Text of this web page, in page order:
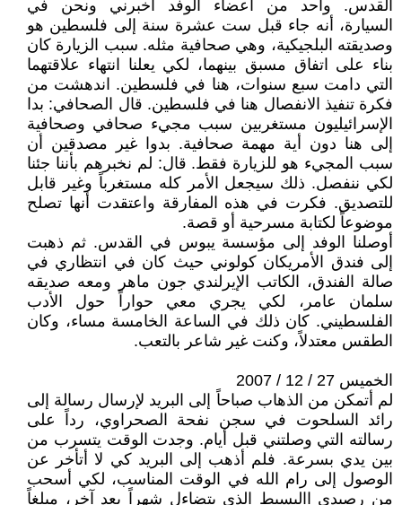
القدس. واحد من أعضاء الوفد أخبرني ونحن في
السيارة، أنه جاء قبل ست عشرة سنة إلى فلسطين هو
وصديقته البلجيكية، وهي صحافية مثله. سبب الزيارة كان
بناء على اتفاق مسبق بينهما، لكي يعلنا انتهاء علاقتهما
التي دامت سبع سنوات، هنا في فلسطين. اندهشت من
فكرة تنفيذ الانفصال هنا في فلسطين. قال الصحافي: بدا
الإسرائيليون مستغربين سبب مجيء صحافي وصحافية
إلى هنا دون أية مهمة صحافية. بدوا غير مصدقين أن
سبب المجيء هو للزيارة فقط. قال: لم نخبرهم بأننا جئنا
لكي ننفصل. ذلك سيجعل الأمر كله مستغرباً وغير قابل
للتصديق. فكرت في هذه المفارقة واعتقدت أنها تصلح
موضوعاً لكتابة مسرحية أو قصة.
أوصلنا الوفد إلى مؤسسة يبوس في القدس. ثم ذهبت
إلى فندق الأمريكان كولوني حيث كان في انتظاري في
صالة الفندق، الكاتب الإيرلندي جون ماهر ومعه صديقه
سلمان عامر، لكي يجري معي حواراً حول الأدب
الفلسطيني. كان ذلك في الساعة الخامسة مساء، وكان
الطقس معتدلاً، وكنت غير شاعر بالتعب.
الخميس 27 / 12 / 2007
لم أتمكن من الذهاب صباحاً إلى البريد لإرسال رسالة إلى
رائد السلحوت في سجن نفحة الصحراوي، رداً على
رسالته التي وصلتني قبل أيام. وجدت الوقت يتسرب من
بين يدي بسرعة. فلم أذهب إلى البريد كي لا أتأخر عن
الوصول إلى رام الله في الوقت المناسب، لكي أسحب
من رصيدي االبسيط الذي يتضاءل شهراً بعد آخر، مبلغاً